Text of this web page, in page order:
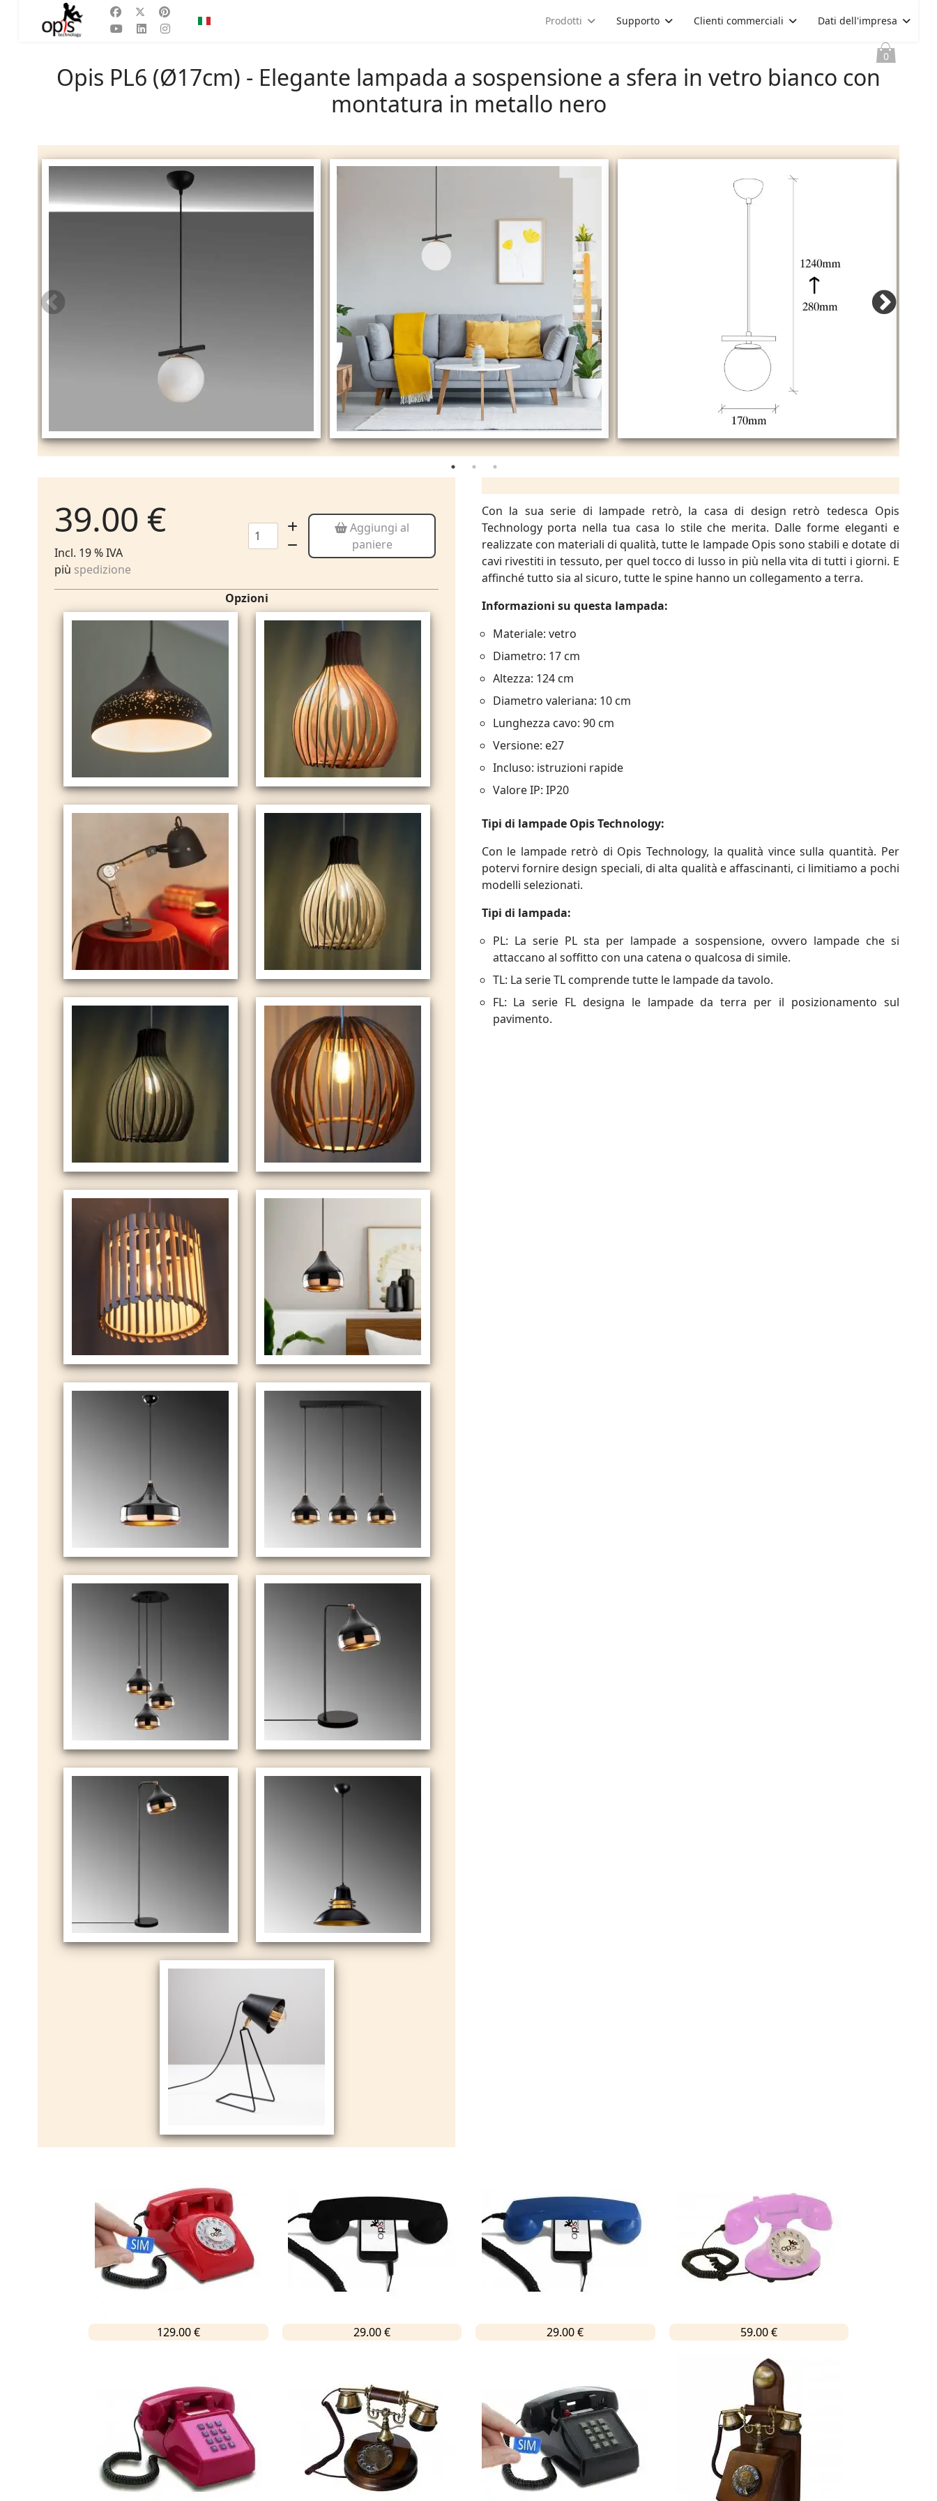
Seleziona la tua lingua
0
Prodotti Supporto Clienti commerciali Dati dell'impresa
Opis PL6 (Ø17cm) - Elegante lampada a sospensione a sfera in vetro bianco con
montatura in metallo nero
39.00 €
Incl. 19 % IVA
più spedizione
Aggiungi al
paniere
Opzioni
Con la sua serie di lampade retrò, la casa di design retrò tedesca Opis
Technology porta nella tua casa lo stile che merita. Dalle forme eleganti e
realizzate con materiali di qualità, tutte le lampade Opis sono stabili e dotate di
cavi rivestiti in tessuto, per quel tocco di lusso in più nella vita di tutti i giorni. E
affinché tutto sia al sicuro, tutte le spine hanno un collegamento a terra.
Informazioni su questa lampada:
Materiale: vetro
Diametro: 17 cm
Altezza: 124 cm
Diametro valeriana: 10 cm
Lunghezza cavo: 90 cm
Versione: e27
Incluso: istruzioni rapide
Valore IP: IP20
Tipi di lampade Opis Technology:
Con le lampade retrò di Opis Technology, la qualità vince sulla quantità. Per
potervi fornire design speciali, di alta qualità e affascinanti, ci limitiamo a pochi
modelli selezionati.
Tipi di lampada:
PL: La serie PL sta per lampade a sospensione, ovvero lampade che si
attaccano al soffitto con una catena o qualcosa di simile.
TL: La serie TL comprende tutte le lampade da tavolo.
FL: La serie FL designa le lampade da terra per il posizionamento sul
pavimento.
129.00 € 29.00 € 29.00 € 59.00 €